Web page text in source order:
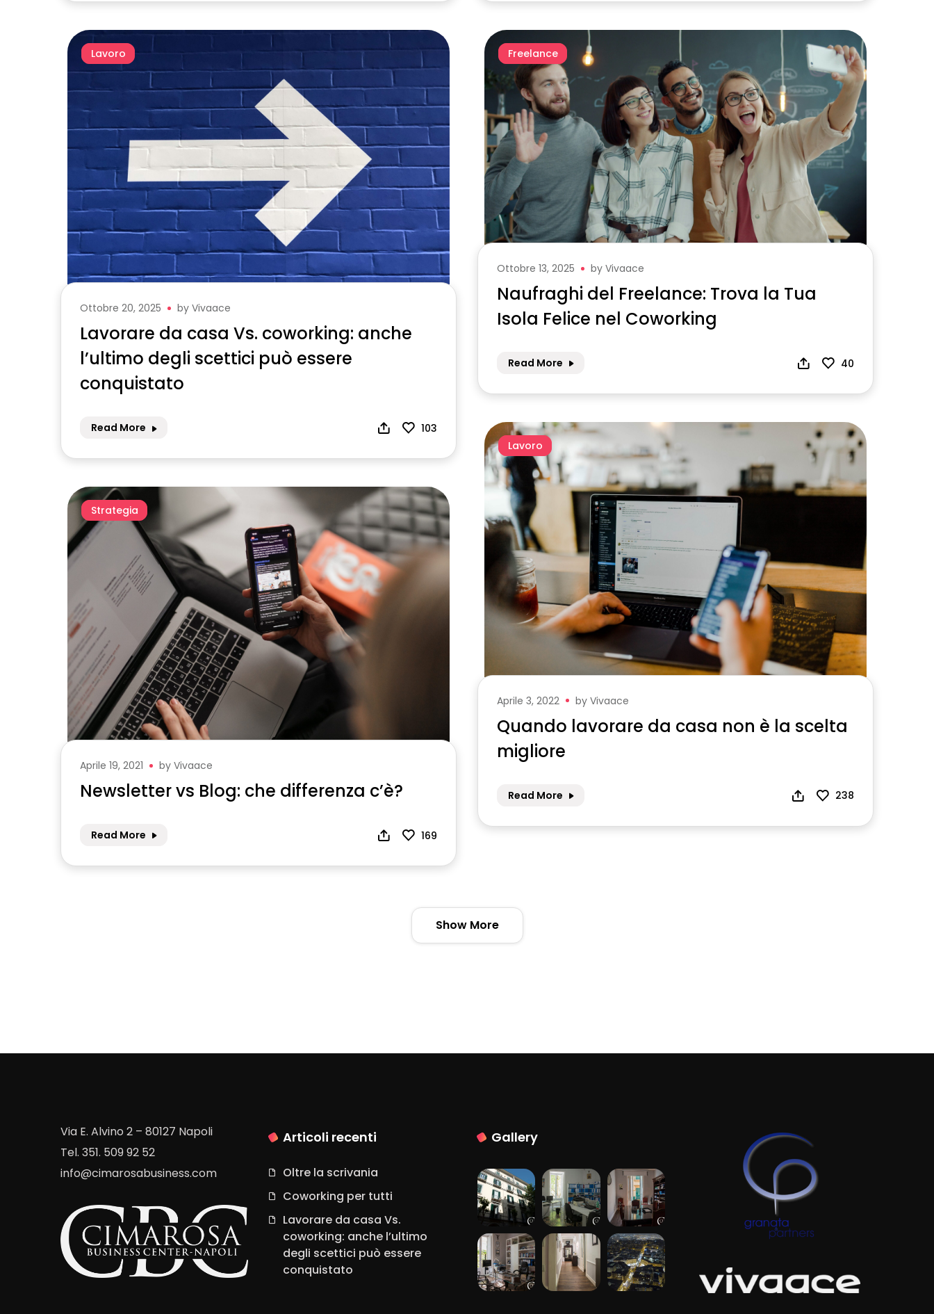
Lavoro
Ottobre 20, 2025 by Vivaace
Lavorare da casa Vs. coworking: anche
l’ultimo degli scettici può essere
conquistato
Read More 103
Freelance
Ottobre 13, 2025 by Vivaace
Naufraghi del Freelance: Trova la Tua
Isola Felice nel Coworking
Read More 40
Lavoro
Aprile 3, 2022 by Vivaace
Quando lavorare da casa non è la scelta
migliore
Read More 238
Strategia
Aprile 19, 2021 by Vivaace
Newsletter vs Blog: che differenza c’è?
Read More 169
Show More
Via E. Alvino 2 – 80127 Napoli
Tel. 351. 509 92 52
info@cimarosabusiness.com
Articoli recenti
Oltre la scrivania
Coworking per tutti
Lavorare da casa Vs.
coworking: anche l’ultimo
degli scettici può essere
conquistato
Gallery